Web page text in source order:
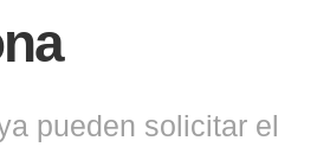
pueden solicitar el